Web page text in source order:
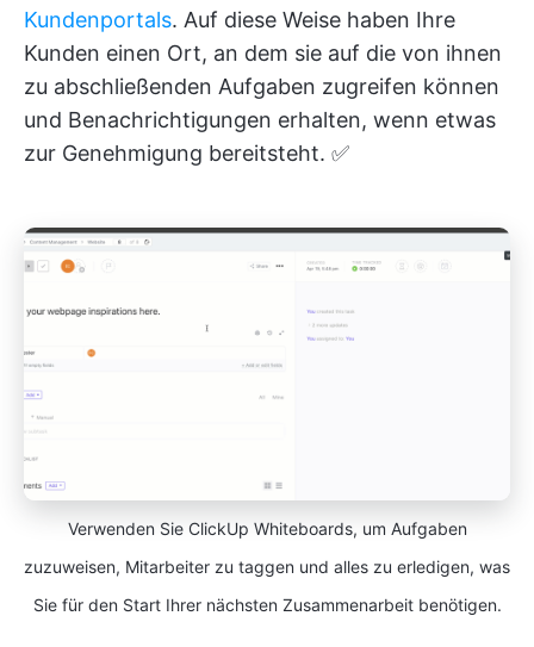
Kundenportals. Auf diese Weise haben Ihre
Kunden einen Ort, an dem sie auf die von ihnen
zu abschließenden Aufgaben zugreifen können
und Benachrichtigungen erhalten, wenn etwas
zur Genehmigung bereitsteht. ✅
Verwenden Sie ClickUp Whiteboards, um Aufgaben
zuzuweisen, Mitarbeiter zu taggen und alles zu erledigen, was
Sie für den Start Ihrer nächsten Zusammenarbeit benötigen.